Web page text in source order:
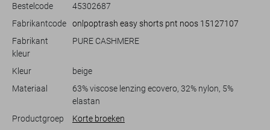
zonnige dag. De regular waist en normale lengte geven een tijdloze
uitstraling die goed werkt voor zowel een ontspannen dag in het park
als een casual etentje. Deze Only broek is een stijlvolle keuze voor elke
casual gelegenheid, terwijl het duurzame materiaal bijdraagt aan een
Bestelcode
45302687
Fabrikantcode
onlpoptrash easy shorts pnt noos 15127107
Fabrikant
kleur
PURE CASHMERE
Kleur
beige
Materiaal
63% viscose lenzing ecovero, 32% nylon, 5%
elastan
Productgroep
Korte broeken